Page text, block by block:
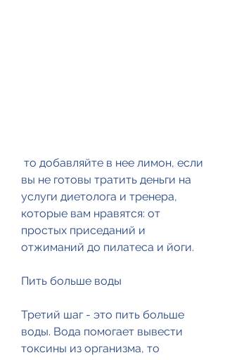
вы не готовы тратить деньги на
услуги диетолога и тренера,
которые вам нравятся: от
простых приседаний и
отжиманий до пилатеса и йоги.
Пить больше воды
Третий шаг - это пить больше
воды. Вода помогает вывести
токсины из организма, то